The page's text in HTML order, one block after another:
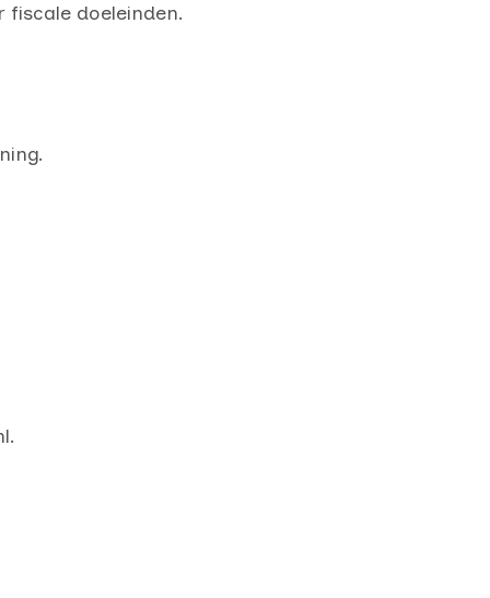
doeleinden.